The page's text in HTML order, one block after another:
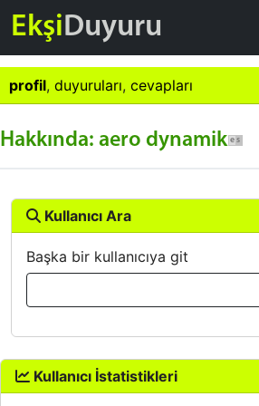
EkşiDuyuru
profil, duyuruları, cevapları
Hakkında: aero dynamik
Kullanıcı Ara
Başka bir kullanıcıya git
Kullanıcı İstatistikleri